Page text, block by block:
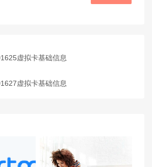
虚拟卡基础信息
虚拟卡基础信息